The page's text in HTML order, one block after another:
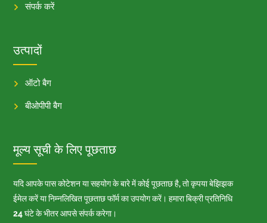
संपर्क करें
उत्पादों
ऑटो बैग
बीओपीपी बैग
मूल्य सूची के लिए पूछताछ
यदि आपके पास कोटेशन या सहयोग के बारे में कोई पूछताछ है, तो कृपया बेझिझक
ईमेल करें या निम्नलिखित पूछताछ फॉर्म का उपयोग करें। हमारा बिक्री प्रतिनिधि
24 घंटे के भीतर आपसे संपर्क करेगा।